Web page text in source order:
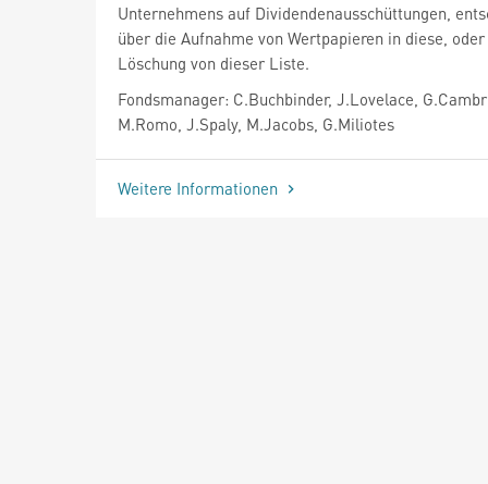
Unternehmens auf Dividendenausschüttungen,
über die Aufnahme von Wertpapieren in diese,
Löschung von dieser Liste.
Fondsmanager: C.Buchbinder, J.Lovelace,
M.Romo, J.Spaly, M.Jacobs, G.Miliotes
Weitere Informationen